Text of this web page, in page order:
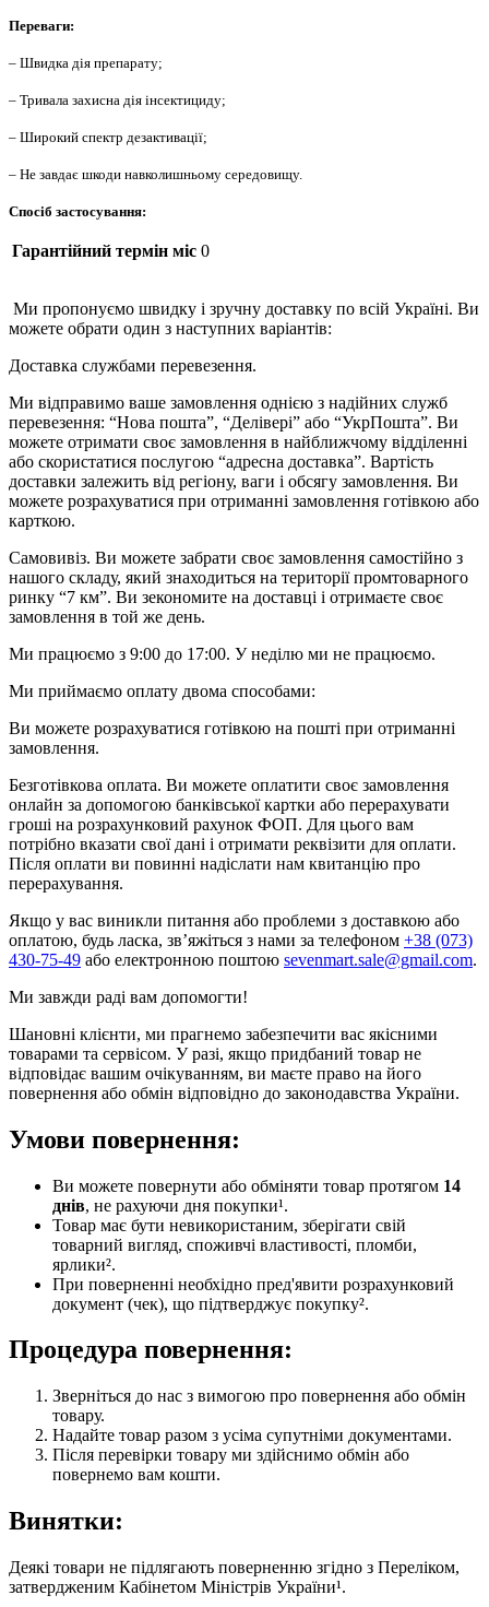
Переваги:
– Швидка дія препарату;
– Тривала захисна дія інсектициду;
– Широкий спектр дезактивації;
– Не завдає шкоди навколишньому середовищу.
Спосіб застосування:
Гарантійний термін міс 0
Ми пропонуємо швидку і зручну доставку по всій Україні. Ви
можете обрати один з наступних варіантів:
Доставка службами перевезення.
Ми відправимо ваше замовлення однією з надійних служб
перевезення: “Нова пошта”, “Делівері” або “УкрПошта”. Ви
можете отримати своє замовлення в найближчому відділенні
або скористатися послугою “адресна доставка”. Вартість
доставки залежить від регіону, ваги і обсягу замовлення. Ви
можете розрахуватися при отриманні замовлення готівкою або
карткою.
Самовивіз. Ви можете забрати своє замовлення самостійно з
нашого складу, який знаходиться на території промтоварного
ринку “7 км”. Ви зекономите на доставці і отримаєте своє
замовлення в той же день.
Ми працюємо з 9:00 до 17:00. У неділю ми не працюємо.
Ми приймаємо оплату двома способами:
Ви можете розрахуватися готівкою на пошті при отриманні
замовлення.
Безготівкова оплата. Ви можете оплатити своє замовлення
онлайн за допомогою банківської картки або перерахувати
гроші на розрахунковий рахунок ФОП. Для цього вам
потрібно вказати свої дані і отримати реквізити для оплати.
Після оплати ви повинні надіслати нам квитанцію про
перерахування.
Якщо у вас виникли питання або проблеми з доставкою або
оплатою, будь ласка, зв’яжіться з нами за телефоном +38 (073)
430-75-49 або електронною поштою sevenmart.sale@gmail.com.
Ми завжди раді вам допомогти!
Шановні клієнти, ми прагнемо забезпечити вас якісними
товарами та сервісом. У разі, якщо придбаний товар не
відповідає вашим очікуванням, ви маєте право на його
повернення або обмін відповідно до законодавства України.
Умови повернення:
Ви можете повернути або обміняти товар протягом 14
днів, не рахуючи дня покупки¹.
Товар має бути невикористаним, зберігати свій
товарний вигляд, споживчі властивості, пломби,
ярлики².
При поверненні необхідно пред'явити розрахунковий
документ (чек), що підтверджує покупку².
Процедура повернення:
Зверніться до нас з вимогою про повернення або обмін
товару.
Надайте товар разом з усіма супутніми документами.
Після перевірки товару ми здійснимо обмін або
повернемо вам кошти.
Винятки:
Деякі товари не підлягають поверненню згідно з Переліком,
затвердженим Кабінетом Міністрів України¹.